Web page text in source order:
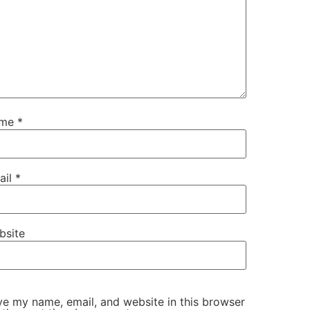
*
*
my name, email, and website in this browser